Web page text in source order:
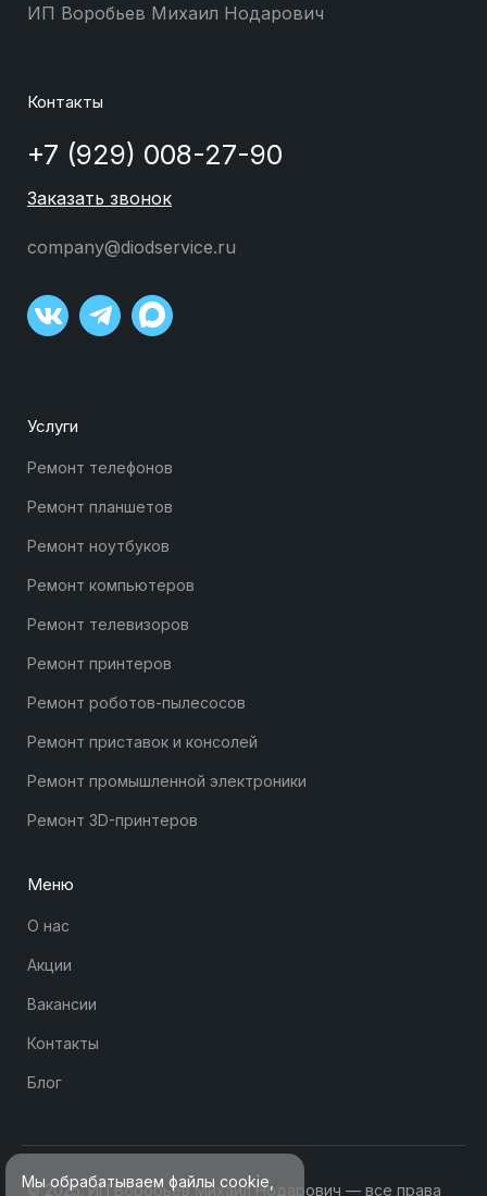
ИП Воробьев Михаил Нодарович
Контакты
+7 (929) 008-27-90
Заказать звонок
company@diodservice.ru
Услуги
Ремонт телефонов
Ремонт планшетов
Ремонт ноутбуков
Ремонт компьютеров
Ремонт телевизоров
Ремонт принтеров
Ремонт роботов-пылесосов
Ремонт приставок и консолей
Ремонт промышленной электроники
Ремонт 3D-принтеров
Меню
О нас
Акции
Вакансии
Контакты
Блог
© 2025. ИП Воробьев Михаил Нодарович — все права
Мы обрабатываем файлы cookie,